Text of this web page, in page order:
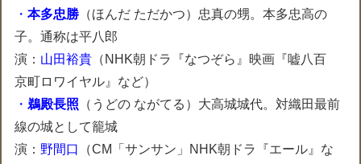
・本多忠勝 （ほんだ ただかつ）忠真の甥。本多忠高の
子。通称は平八郎
演： 山田裕貴 （NHK朝ドラ『なつぞら』映画『嘘八百
京町ロワイヤル』など）
・ 鵜殿長照 （うどの ながてる）大高城城代。対織田最前
線の城として籠城
演： 野間口
（CM「サンサン」NHK朝ドラ『エール』な